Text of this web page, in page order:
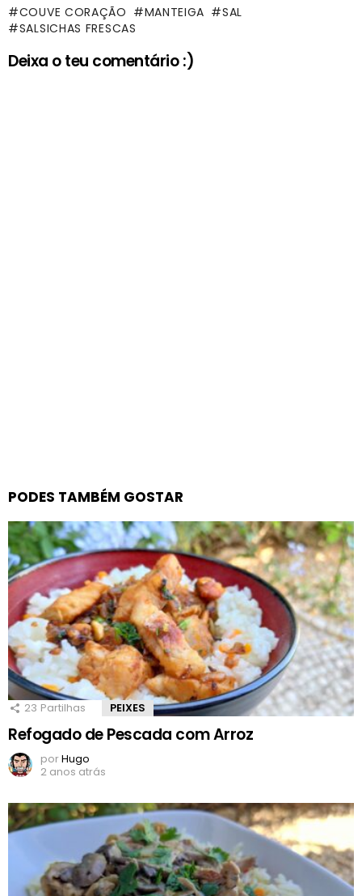
COUVE CORAÇÃO
MANTEIGA
SAL
SALSICHAS FRESCAS
Deixa o teu comentário :)
PODES TAMBÉM GOSTAR
23 Partilhas PEIXES
Refogado de Pescada com Arroz
porHugo
2 anos atrás